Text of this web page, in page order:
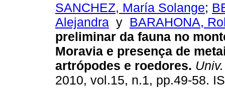
SANCHEZ, María Solange;
Alejandra y BARAHONA,
preliminar da fauna no
Moravia e presença de
artrópodes e roedores.
2010, vol.15, n.1, pp.49-58.